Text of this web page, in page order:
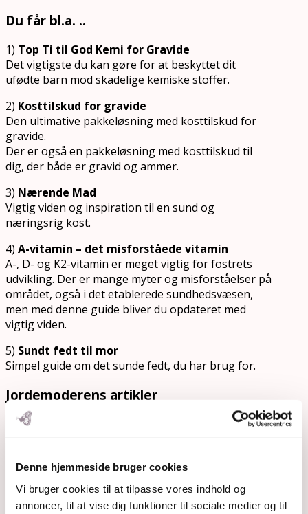
Denne hjemmeside bruger cookies
Vi bruger cookies til at tilpasse vores indhold og
annoncer, til at vise dig funktioner til sociale medier og til
Du får bl.a. ..
1) Top Ti til God Kemi for Gravide
Det vigtigste du kan gøre for at beskyttet dit
ufødte barn mod skadelige kemiske stoffer.
2) Kosttilskud for gravide
Den ultimative pakkeløsning med kosttilskud for
gravide.
Der er også en pakkeløsning med kosttilskud til
dig, der både er gravid og ammer.
3) Nærende Mad
Vigtig viden og inspiration til en sund og
næringsrig kost.
4) A-vitamin – det misforståede vitamin
A-, D- og K2-vitamin er meget vigtig for fostrets
udvikling. Der er mange myter og misforståelser på
området, også i det etablerede sundhedsvæsen,
men med denne guide bliver du opdateret med
vigtig viden.
5) Sundt fedt til mor
Simpel guide om det sunde fedt, du har brug for.
Jordemoderens artikler
Du får flere artikler fra jordemoder Amalie Lyngbo
Henningsen:
Informeret samtykke
Igangsættelse
Sen afnavling og lotusfødsel